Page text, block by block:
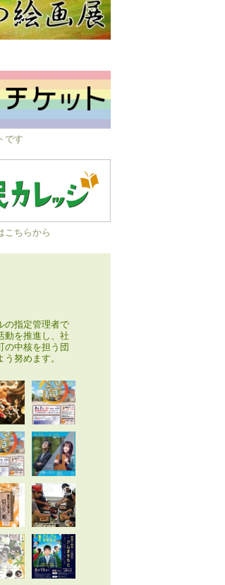
です
こちらから
の指定管理者で
動を推進し、社
の中核を担う団
努めます。